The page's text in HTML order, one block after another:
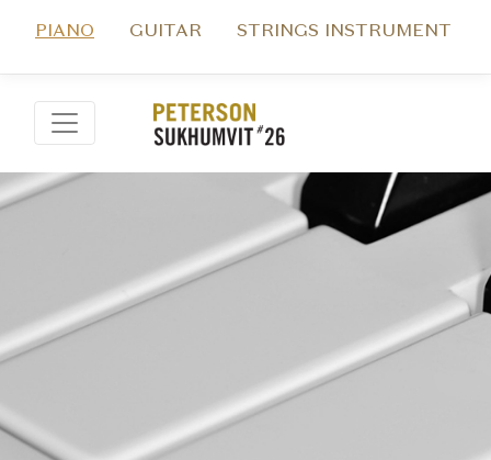
PIANO GUITAR STRINGS INSTRUMENT